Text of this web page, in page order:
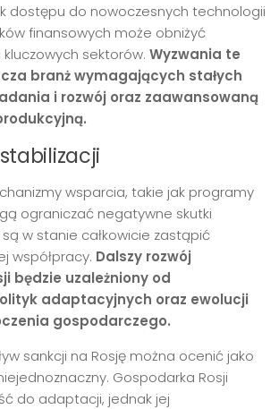
dostępu do nowoczesnych technologii
finansowych może obniżyć
sektorów. Wyzwania te
branż wymagających stałych
i rozwój oraz zaawansowaną
wsparcia, takie jak programy
ograniczać negatywne skutki
w stanie całkowicie zastąpić
współpracy. Dalszy rozwój
będzie uzależniony od
adaptacyjnych oraz ewolucji
gospodarczego.
sankcji na Rosję można ocenić jako
Gospodarka Rosji
do adaptacji, jednak jej